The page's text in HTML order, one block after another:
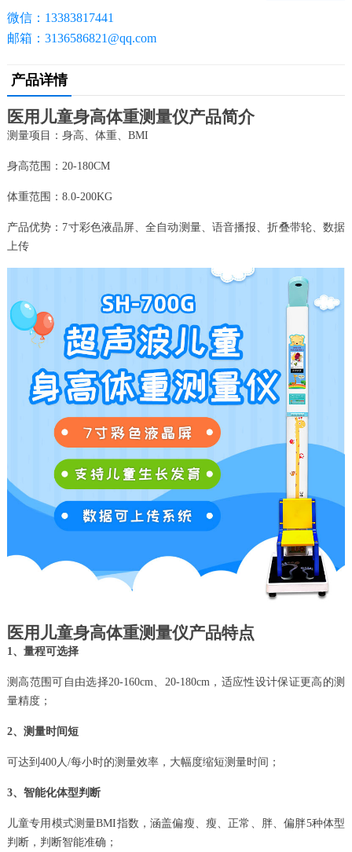
微信：13383817441
邮箱：3136586821@qq.com
产品详情
医用儿童身高体重测量仪产品简介
测量项目：身高、体重、BMI
身高范围：20-180CM
体重范围：8.0-200KG
产品优势：7寸彩色液晶屏、全自动测量、语音播报、折叠带轮、数据
上传
医用儿童身高体重测量仪产品特点
1、量程可选择
测高范围可自由选择20-160cm、20-180cm，适应性设计保证更高的测
量精度；
2、测量时间短
可达到400人/每小时的测量效率，大幅度缩短测量时间；
3、智能化体型判断
儿童专用模式测量BMI指数，涵盖偏瘦、瘦、正常、胖、偏胖5种体型
判断，判断智能准确；